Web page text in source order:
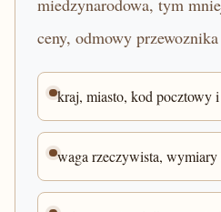
miedzynarodowa, tym
ceny, odmowy
kraj, miasto, kod pocztowy
waga rzeczywista,